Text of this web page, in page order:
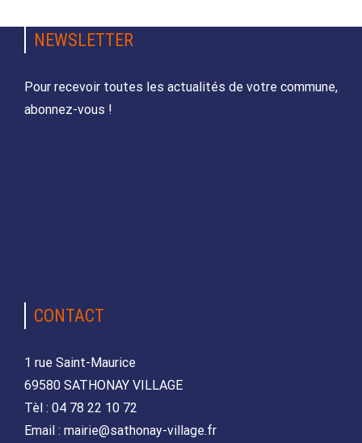
NEWSLETTER
Pour recevoir toutes les actualités de votre commune,
abonnez-vous !
CONTACT
1 rue Saint-Maurice
69580 SATHONAY VILLAGE
Tèl : 04 78 22 10 72
Email : mairie@sathonay-village.fr